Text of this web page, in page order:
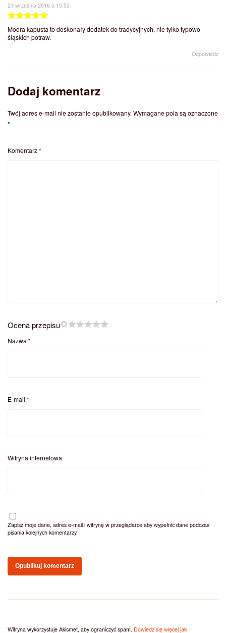
21 września 2016 o 15:53
Modra kapusta to doskonały dodatek do tradycyjnych, nie tylko typowo
śląskich potraw.
Odpowiedz
Dodaj komentarz
Twój adres e-mail nie zostanie opublikowany. Wymagane pola są oznaczone
*
Komentarz*
Ocena przepisu
Nazwa *
E-mail *
Witryna internetowa
Zapisz moje dane, adres e-mail i witrynę w przeglądarce aby wypełnić dane podczas
pisania kolejnych komentarzy.
Witryna wykorzystuje Akismet, aby ograniczyć spam. Dowiedz się więcej jak